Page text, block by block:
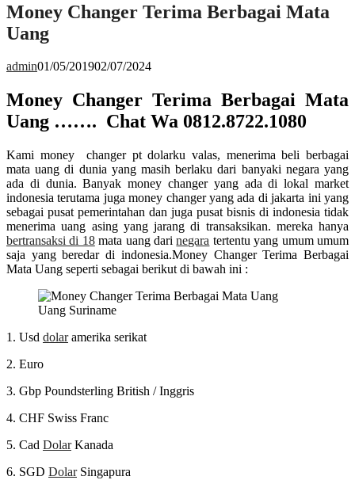
Money Changer Terima Berbagai Mata
Uang
admin01/05/201902/07/2024
Money Changer Terima Berbagai Mata
Uang ……. Chat Wa 0812.8722.1080
Kami money changer pt dolarku valas, menerima beli berbagai
mata uang di dunia yang masih berlaku dari banyaki negara yang
ada di dunia. Banyak money changer yang ada di lokal market
indonesia terutama juga money changer yang ada di jakarta ini yang
sebagai pusat pemerintahan dan juga pusat bisnis di indonesia tidak
menerima uang asing yang jarang di transaksikan. mereka hanya
bertransaksi di 18mata uang darinegara tertentu yang umum umum
saja yang beredar di indonesia.Money Changer Terima Berbagai
Mata Uang seperti sebagai berikut di bawah ini :
Uang Suriname
1. Usd dolaramerika serikat
2. Euro
3. Gbp Poundsterling British / Inggris
4. CHF Swiss Franc
5. Cad DolarKanada
6. SGD DolarSingapura